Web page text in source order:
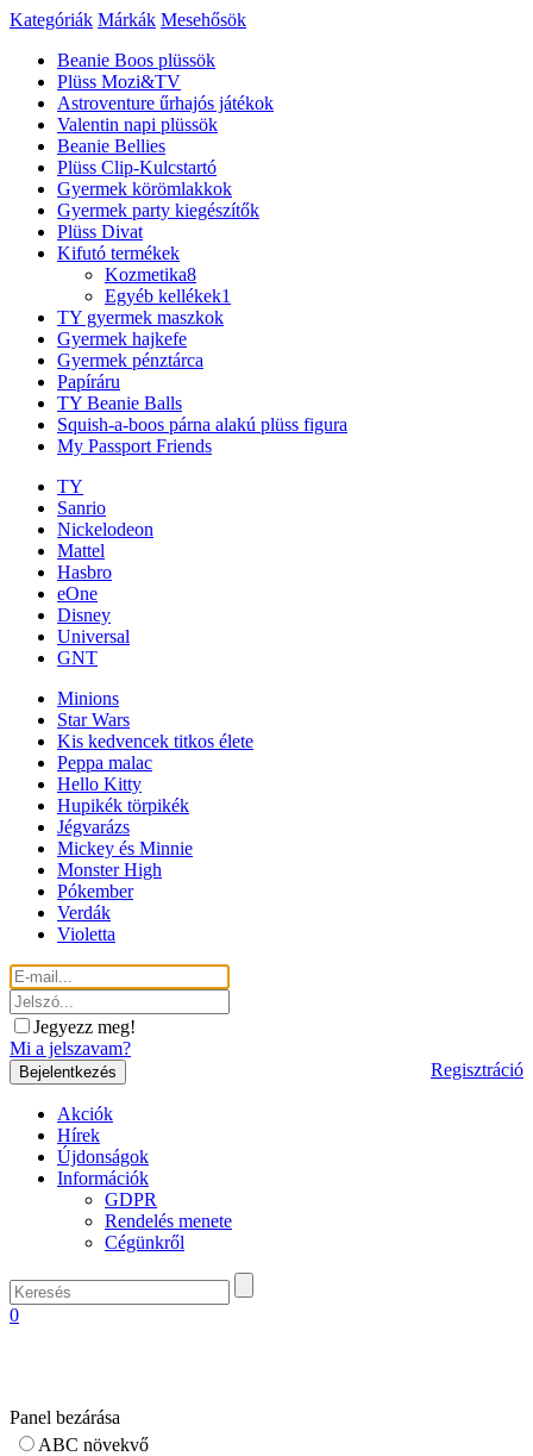
Kategóriák Márkák Mesehősök
Beanie Boos plüssök
Plüss Mozi&TV
Astroventure űrhajós játékok
Valentin napi plüssök
Beanie Bellies
Plüss Clip-Kulcstartó
Gyermek körömlakkok
Gyermek party kiegészítők
Plüss Divat
Kifutó termékek
Kozmetika8
Egyéb kellékek1
TY gyermek maszkok
Gyermek hajkefe
Gyermek pénztárca
Papíráru
TY Beanie Balls
Squish-a-boos párna alakú plüss figura
My Passport Friends
TY
Sanrio
Nickelodeon
Mattel
Hasbro
eOne
Disney
Universal
GNT
Minions
Star Wars
Kis kedvencek titkos élete
Peppa malac
Hello Kitty
Hupikék törpikék
Jégvarázs
Mickey és Minnie
Monster High
Pókember
Verdák
Violetta
Jegyezz meg!
Mi a jelszavam?
Regisztráció
Akciók
Hírek
Újdonságok
Információk
GDPR
Rendelés menete
Cégünkről
0
Panel bezárása
ABC növekvő